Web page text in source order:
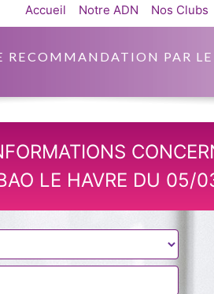
RECOMMANDATION PAR
Accueil Notre ADN Nos Clubs
LE HAVRE DU 05/